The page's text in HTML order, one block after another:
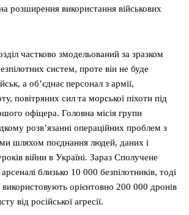
розширення використання військових
частково змодельований за зразком
систем, проте він не буде
а об’єднає персонал з армії,
повітряних сил та морської піхоти під
офіцера. Головна місія групи
розв’язанні операційних проблем з
шляхом поєднання людей, даних і
війни в Україні. Зараз Сполучене
близько 10 000 безпілотників, тоді
використовують орієнтовно 200 000 дронів
від російської агресії.